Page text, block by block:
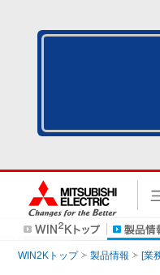
WIN2Kトップ 製品情報 [業